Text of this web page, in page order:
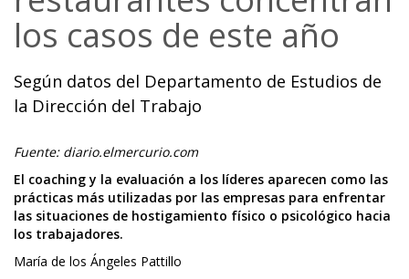
los casos de este año
Según datos del Departamento de Estudios de
la Dirección del Trabajo
Fuente: diario.elmercurio.com
El coaching y la evaluación a los líderes aparecen como las
prácticas más utilizadas por las empresas para enfrentar
las situaciones de hostigamiento físico o psicológico hacia
los trabajadores.
María de los Ángeles Pattillo